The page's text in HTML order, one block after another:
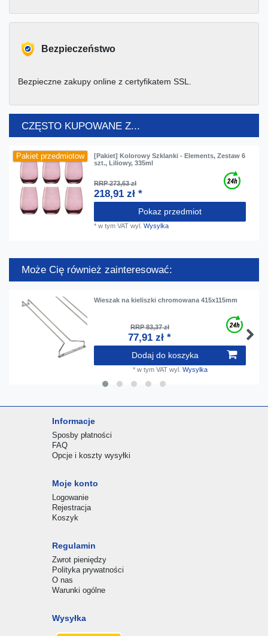
Bezpieczeństwo
Bezpieczne zakupy online z certyfikatem SSL.
CZĘSTO KUPOWANE Z...
Pakiet przedmiotow
[Pakiet] Kolorowy Szklanki - Elements, Zestaw 6
szt., Liliowy, 335ml
RRP 273,63 zł
218,91 zł *
Pokaz przedmiot
*w tym VAT wyl.Wysylka
Może Cię również zainteresować:
Wieszak na kieliszki chromowana 415x115mm
RRP 83,37 zł
77,91 zł *
Dodaj do koszyka
* w tym VATwyl. Wysylka
Informacje
Sposby płatności
FAQ
Opcje i koszty wysyłki
Moje konto
Logowanie
Rejestracja
Koszyk
Regulamin
Zwrot pieniędzy
Polityka prywatności
O nas
Warunki ogólne
Wysyłka